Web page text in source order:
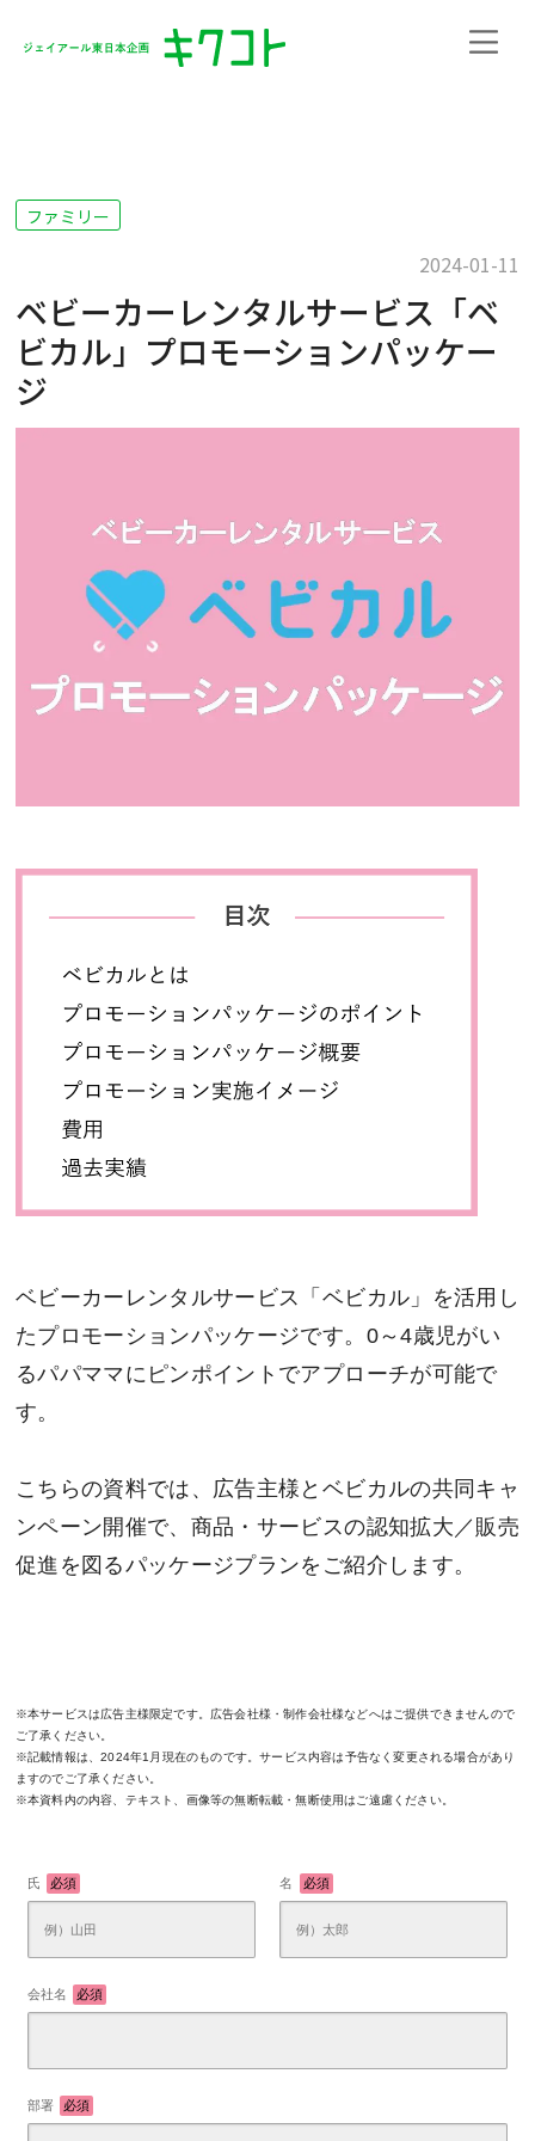
ファミリー
2024-01-11
ベビーカーレンタルサービス「ベ
ビカル」プロモーションパッケー
ジ
ベビーカーレンタルサービス「ベビカル」を活用し
たプロモーションパッケージです。0～4歳児がい
るパパママにピンポイントでアプローチが可能で
す。
こちらの資料では、広告主様とベビカルの共同キャ
ンペーン開催で、商品・サービスの認知拡大／販売
促進を図るパッケージプランをご紹介します。
※本サービスは広告主様限定です。広告会社様・制作会社様などへはご提供できませんので
ご了承ください。
※記載情報は、2024年1月現在のものです。サービス内容は予告なく変更される場合があり
ますのでご了承ください。
※本資料内の内容、テキスト、画像等の無断転載・無断使用はご遠慮ください。
氏 必須 名 必須
会社名 必須
部署 必須